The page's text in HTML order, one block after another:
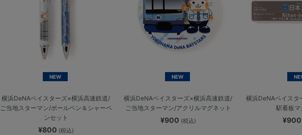
NEW
横浜DeNAベイスターズ×横浜高速鉄道/
ご当地スターマン/ボールペン＆シャーペ
ンセット
¥800 (税込)
NEW
横浜DeNAベイスターズ×横浜高速鉄道/
ご当地スターマン/アクリルマグネット
¥900 (税込)
横浜DeNAベイス
駅看板マ
¥900